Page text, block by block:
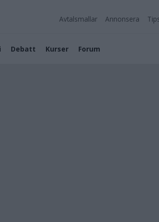
Avtalsmallar Annonsera
Debatt Kurser Forum